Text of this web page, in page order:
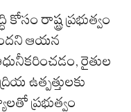
రాష్ట్ర ప్రభుత్వం
ఆయన
రైతుల
ఉత్పత్తులకు
ప్రభుత్వం